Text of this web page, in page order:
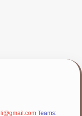
Teams: